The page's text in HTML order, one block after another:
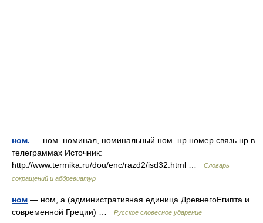
ном. — ном. номинал, номинальный ном. нр номер связь нр в
телеграммах Источник:
http://www.termika.ru/dou/enc/razd2/isd32.html …
Словарь
сокращений и аббревиатур
ном — ном, а (административная единица ДревнегоЕгипта и
современной Греции) …
Русское словесное ударение